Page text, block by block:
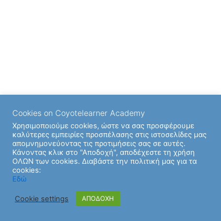
Cookies on Coyotelearner Academy
Χρησιμοποιούμε cookies, ώστε να σας προσφέρουμε
καλύτερες εμπειρίες προσπέλασης στις ιστοσελίδες μας
απομνημονεύοντας τις προτιμήσεις σας σε αυτές.
Κάνοντας κλικ στο "Αποδοχή", αποδέχεστε τη χρήση
ΟΛΩΝ των cookies. Διαβάστε την πολιτική μας για τα
cookies:
Εδώ
Cookie settings ΑΠΟΔΟΧΗ